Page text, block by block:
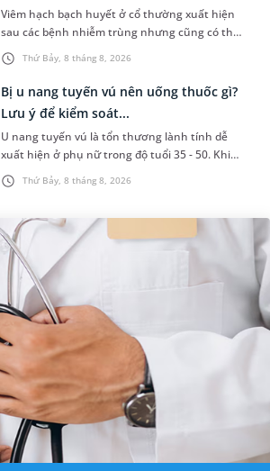
Thứ Bảy, 8 tháng 8, 2026
Viêm hạch bạch huyết ở cổ thường xuất hiện
sau các bệnh nhiễm trùng nhưng cũng có thể
liên quan đến lao hạch hoặc ung thư. Để tìm
hiểu nguyên nhân gây viêm,...
Thứ Bảy, 8 tháng 8, 2026
Bị u nang tuyến vú nên uống thuốc gì?
Lưu ý để kiểm soát...
U nang tuyến vú là tổn thương lành tính dễ
xuất hiện ở phụ nữ trong độ tuổi 35 - 50. Khi
được chẩn đoán mắc bệnh, nhiều người
thường băn khoăn u nang tuyến v...